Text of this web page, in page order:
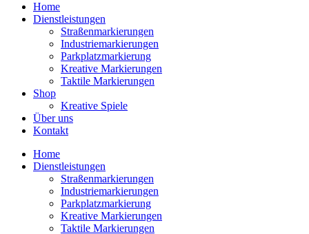
Home
Dienstleistungen
Straßenmarkierungen
Industriemarkierungen
Parkplatzmarkierung
Kreative Markierungen
Taktile Markierungen
Shop
Kreative Spiele
Über uns
Kontakt
Home
Dienstleistungen
Straßenmarkierungen
Industriemarkierungen
Parkplatzmarkierung
Kreative Markierungen
Taktile Markierungen